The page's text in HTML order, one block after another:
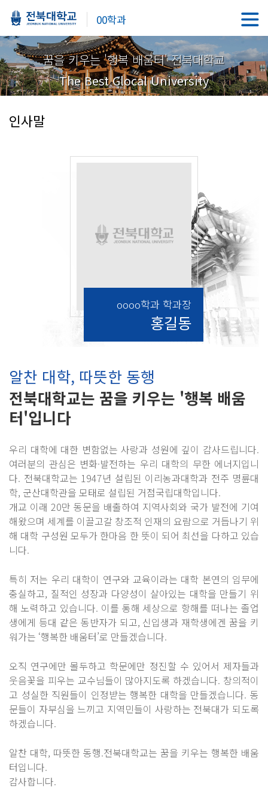
00학과
꿈을 키우는 '행복 배움터' 전북대학교
The Best Glocal University
인사말
oooo학과 학과장
홍길동
알찬 대학, 따뜻한 동행
전북대학교는 꿈을 키우는 '행복 배움
터'입니다
우리 대학에 대한 변함없는 사랑과 성원에 깊이 감사드립니다.
여러분의 관심은 변화·발전하는 우리 대학의 무한 에너지입니
다. 전북대학교는 1947년 설립된 이리농과대학과 전주 명륜대
학, 군산대학관을 모태로 설립된 거점국립대학입니다.
개교 이래 20만 동문을 배출하여 지역사회와 국가 발전에 기여
해왔으며 세계를 이끌고갈 창조적 인재의 요람으로 거듭나기 위
해 대학 구성원 모두가 한마음 한 뜻이 되어 최선을 다하고 있습
니다.
특히 저는 우리 대학이 연구와 교육이라는 대학 본연의 임무에
충실하고, 질적인 성장과 다양성이 살아있는 대학을 만들기 위
해 노력하고 있습니다. 이를 통해 세상으로 항해를 떠나는 졸업
생에게 등대 같은 동반자가 되고, 신입생과 재학생에겐 꿈을 키
워가는 ‘행복한 배움터’로 만들겠습니다.
오직 연구에만 몰두하고 학문에만 정진할 수 있어서 제자들과
웃음꽃을 피우는 교수님들이 많아지도록 하겠습니다. 창의적이
고 성실한 직원들이 인정받는 행복한 대학을 만들겠습니다. 동
문들이 자부심을 느끼고 지역민들이 사랑하는 전북대가 되도록
하겠습니다.
알찬 대학, 따뜻한 동행.전북대학교는 꿈을 키우는 행복한 배움
터입니다.
감사합니다.